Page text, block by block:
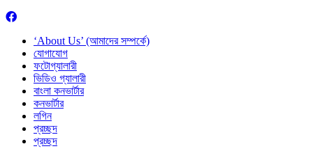
‘About Us’ (আমাদের সম্পর্কে)
যোগাযোগ
ফটোগ্যালারী
ভিডিও গ্যালারী
বাংলা কনভার্টার
কনভার্টার
লগিন
প্রচ্ছদ
প্রচ্ছদ